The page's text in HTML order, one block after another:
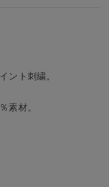
ント刺繍。
素材。